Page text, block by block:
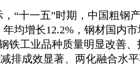
“十一五”时期，中国粗钢
年均增长12.2%，钢材国内
铁工业品种质量明显改善
排成效显著、两化融合水